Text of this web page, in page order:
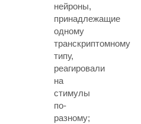
нейроны,
принадлежащие
одному
транскриптомному
типу,
реагировали
на
стимулы
по-
разному;